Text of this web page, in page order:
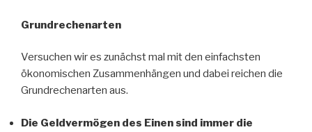
Grundrechenarten
Versuchen wir es zunächst mal mit den einfachsten
ökonomischen Zusammenhängen und dabei reichen die
Grundrechenarten aus.
Die Geldvermögen des Einen sind immer die